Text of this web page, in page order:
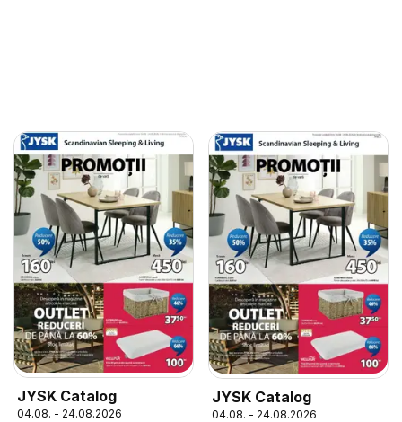
JYSK Catalog
04.08. - 24.08.2026
JYSK Catalog
04.08. - 24.08.2026